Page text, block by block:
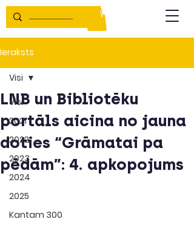
Ieraksts
Visi
2021
2022
2023
2024
2025
Kantam 300
Visi
LNB un Bibliotēku
portāls aicina no jauna
doties “Grāmatai pa
pēdām”: 4. apkopojums